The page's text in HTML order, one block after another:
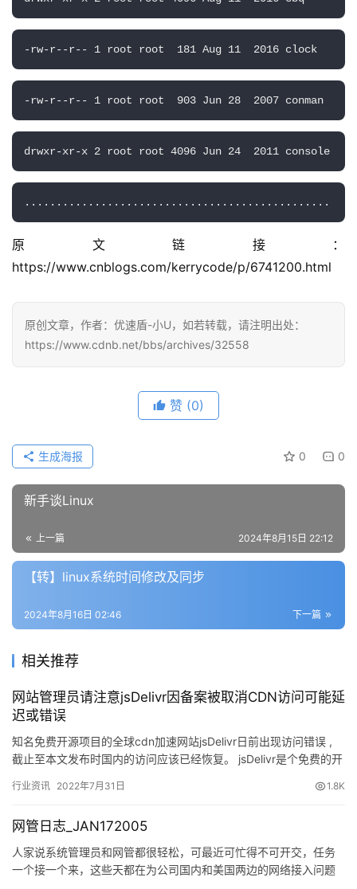
告
问
区
优
速
盾
态
-rw-r--r-- 1 root root  181 Aug 11  2016 clock
-rw-r--r-- 1 root root  903 Jun 28  2007 conman
drwxr-xr-x 2 root root 4096 Jun 24  2011 console
................................................
原文链接：
https://www.cnblogs.com/kerrycode/p/6741200.html
原创文章，作者：优速盾-小U，如若转载，请注明出处：
https://www.cdnb.net/bbs/archives/32558
赞 (0)
0 0
生成海报
新手谈Linux
上一篇 2024年8月15日 22:12
【转】linux系统时间修改及同步
下一篇
2024年8月16日 02:46
相关推荐
网站管理员请注意jsDelivr因备案被取消CDN访问可能延
迟或错误
知名免费开源项目的全球cdn加速网站jsDelivr日前出现访问错误 ,
截止至本文发布时国内的访问应该已经恢复。 jsDelivr是个免费的开
行业资讯 2022年7月31日 1.8K
网管日志_JAN172005
人家说系统管理员和网管都很轻松，可最近可忙得不可开交，任务
一个接一个来，这些天都在为公司国内和美国两边的网络接入问题